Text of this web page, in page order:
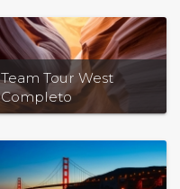
Team Tour West
Completo